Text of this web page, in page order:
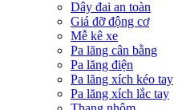
Dây đai an toàn
Giá đỡ động cơ
Mễ kê xe
Pa lăng cân bằng
Pa lăng điện
Pa lăng xích kéo tay
Pa lăng xích lắc tay